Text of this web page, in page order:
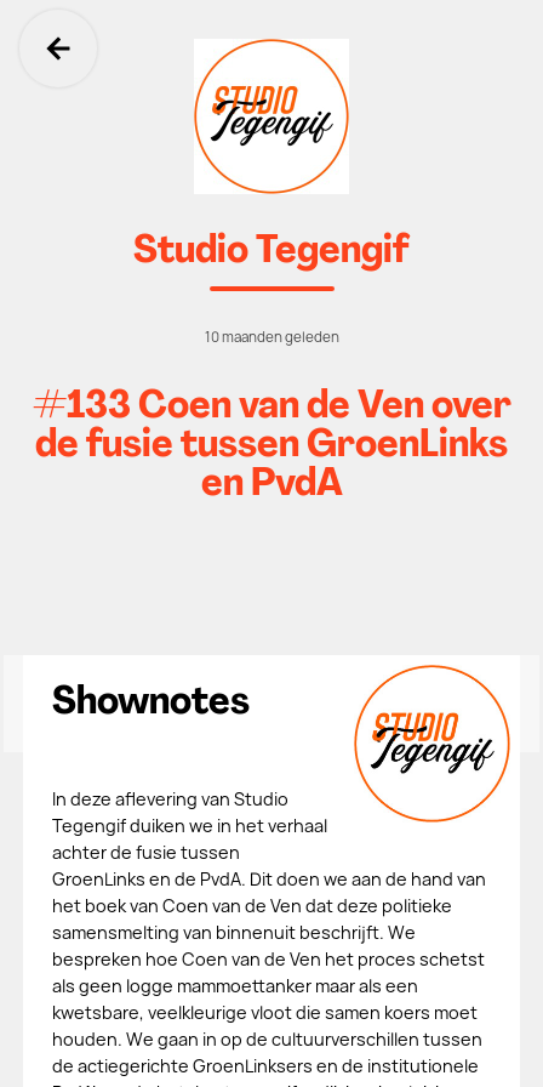
Ga terug
Studio Tegengif
10 maanden geleden
#133 Coen van de Ven over
de fusie tussen GroenLinks
en PvdA
Shownotes
In deze aflevering van Studio
Tegengif duiken we in het verhaal
achter de fusie tussen
GroenLinks en de PvdA. Dit doen we aan de hand van
het boek van Coen van de Ven dat deze politieke
samensmelting van binnenuit beschrijft. We
bespreken hoe Coen van de Ven het proces schetst
als geen logge mammoettanker maar als een
kwetsbare, veelkleurige vloot die samen koers moet
houden. We gaan in op de cultuurverschillen tussen
de actiegerichte GroenLinksers en de institutionele